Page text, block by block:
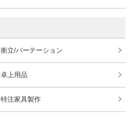
衝立/パーテーション
卓上用品
特注家具製作